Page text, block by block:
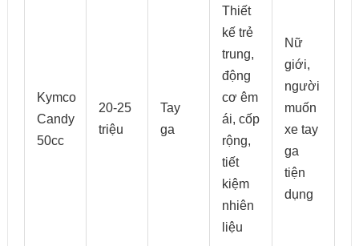
Kymco
Candy
50cc
20-25
triệu
Tay
ga
Thiết
kế trẻ
trung,
động
cơ êm
ái, cốp
rộng,
tiết
kiệm
nhiên
liệu
Nữ
giới,
người
muốn
xe tay
ga
tiện
dụng